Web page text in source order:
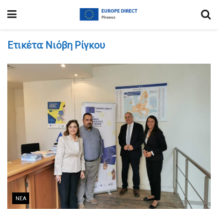
Ετικέτα: Νιόβη Ρίγκου
ΝΈΑ